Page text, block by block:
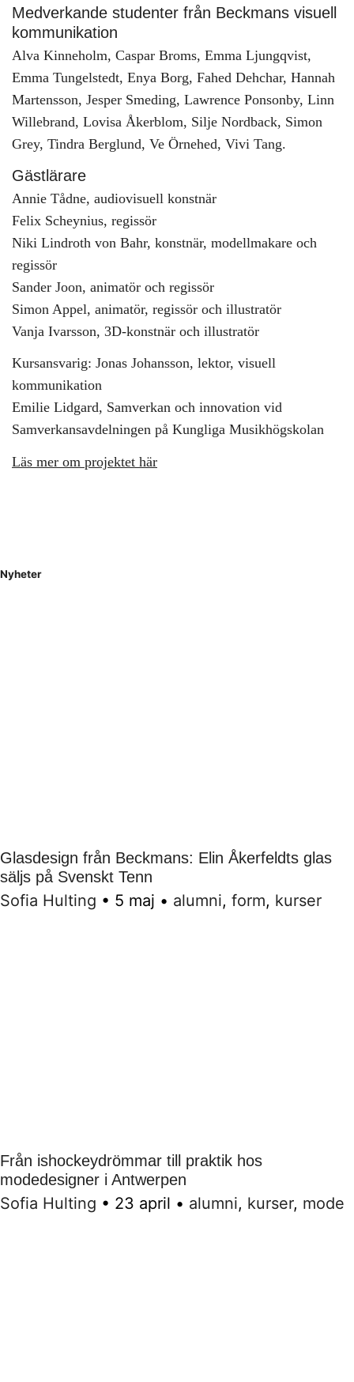
Medverkande studenter från Beckmans visuell
kommunikation
Alva Kinneholm, Caspar Broms, Emma Ljungqvist,
Emma Tungelstedt, Enya Borg, Fahed Dehchar, Hannah
Martensson, Jesper Smeding, Lawrence Ponsonby, Linn
Willebrand, Lovisa Åkerblom, Silje Nordback, Simon
Grey, Tindra Berglund, Ve Örnehed, Vivi Tang.
Gästlärare
Annie Tådne, audiovisuell konstnär
Felix Scheynius, regissör
Niki Lindroth von Bahr, konstnär, modellmakare och
regissör
Sander Joon, animatör och regissör
Simon Appel, animatör, regissör och illustratör
Vanja Ivarsson, 3D-konstnär och illustratör
Kursansvarig: Jonas Johansson, lektor, visuell
kommunikation
Emilie Lidgard, Samverkan och innovation vid
Samverkansavdelningen på Kungliga Musikhögskolan
Läs mer om projektet här
Nyheter
Glasdesign från Beckmans: Elin Åkerfeldts glas
säljs på Svenskt Tenn
Sofia Hulting • 5 maj • alumni, form, kurser
Från ishockeydrömmar till praktik hos
modedesigner i Antwerpen
Sofia Hulting • 23 april • alumni, kurser, mode